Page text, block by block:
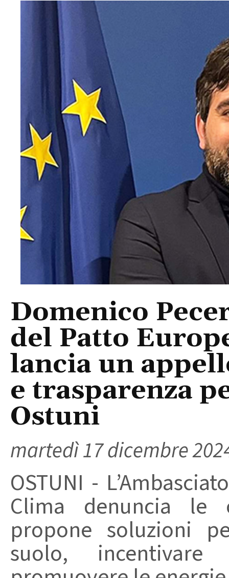
Domenico
del Patto
lancia un
e trasparenza
Ostuni
martedì 17 dicembre
OSTUNI -
Clima denuncia le
propone soluzioni
suolo, incentivare